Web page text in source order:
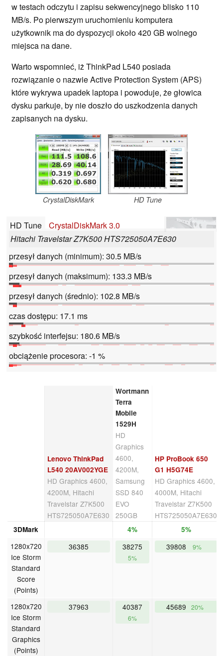
w testach odczytu i zapisu sekwencyjnego blisko 110
MB/s. Po pierwszym uruchomieniu komputera
użytkownik ma do dyspozycji około 420 GB wolnego
miejsca na dane.
Warto wspomnieć, iż ThinkPad L540 posiada
rozwiązanie o nazwie Active Protection System (APS)
które wykrywa upadek laptopa i powoduje, że głowica
dysku parkuje, by nie doszło do uszkodzenia danych
zapisanych na dysku.
CrystalDiskMark HD Tune
HD Tune
CrystalDiskMark 3.0
Hitachi Travelstar Z7K500 HTS725050A7E630
przesył danych (minimum): 30.5 MB/s
przesył danych (maksimum): 133.3 MB/s
przesył danych (średnio): 102.8 MB/s
czas dostępu: 17.1 ms
szybkość interfejsu: 180.6 MB/s
obciążenie procesora: -1 %
Lenovo ThinkPad
L540 20AV002YGE
HD Graphics 4600,
4200M, Hitachi
Travelstar Z7K500
HTS725050A7E630
Wortmann
Terra
Mobile
1529H
HD
Graphics
4600,
4200M,
Samsung
SSD 840
EVO
250GB
HP ProBook 650
G1 H5G74E
HD Graphics 4600,
4000M, Hitachi
Travelstar Z7K500
HTS725050A7E630
3DMark 4% 5%
1280x720
Ice Storm
Standard
Score
(Points)
36385 38275
5%
39808 9%
1280x720
Ice Storm
Standard
Graphics
(Points)
37963 40387
6%
45689 20%